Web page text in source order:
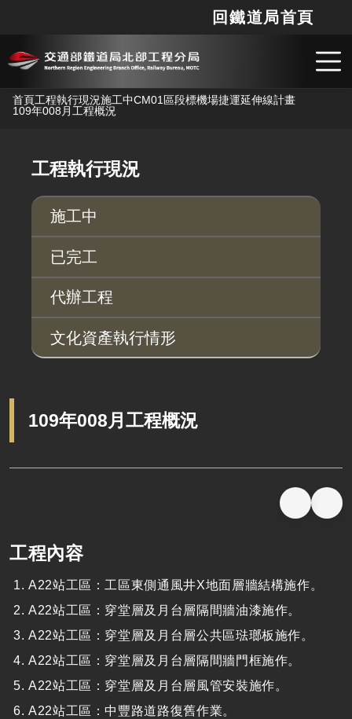
跳到主要內容
回鐵道局首頁
首頁工程執行現況施工中CM01區段標機場捷運延伸線計畫
109年008月工程概況
工程執行現況
施工中
已完工
代辦工程
文化資產執行情形
109年008月工程概況
工程內容
A22站工區：工區東側通風井X地面層牆結構施作。
A22站工區：穿堂層及月台層隔間牆油漆施作。
A22站工區：穿堂層及月台層公共區琺瑯板施作。
A22站工區：穿堂層及月台層隔間牆門框施作。
A22站工區：穿堂層及月台層風管安裝施作。
A22站工區：中豐路道路復舊作業。